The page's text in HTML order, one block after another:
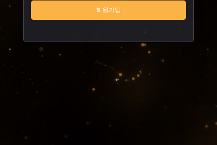
회원가입
오늘하루 그만보기